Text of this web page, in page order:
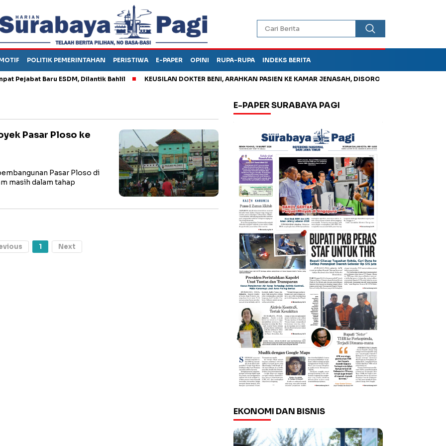
POLITIK PEMERINTAHAN PERISTIWA E-PAPER OPINI RUPA-RUPA INDEKS BERITA
Baru ESDM, Dilantik Bahlil KEUSILAN DOKTER BENI, ARAHKAN PASIEN KE KAMAR JENASAH, DISOROT
Pasar Ploso ke
Pasar Ploso di
masih dalam tahap
1 Next
E-PAPER SURABAYA PAGI
EKONOMI DAN BISNIS